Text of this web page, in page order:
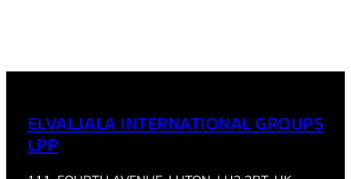
ELVALJALA INTERNATIONAL GROUPS
LPP